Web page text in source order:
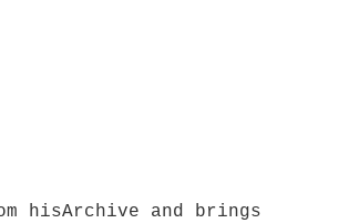
hisArchive and brings